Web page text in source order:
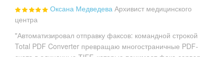
Оксана Медведева Архивист медицинского
центра
"Автоматизировал отправку факсов: командной строкой
Total PDF Converter превращаю многостраничные PDF-